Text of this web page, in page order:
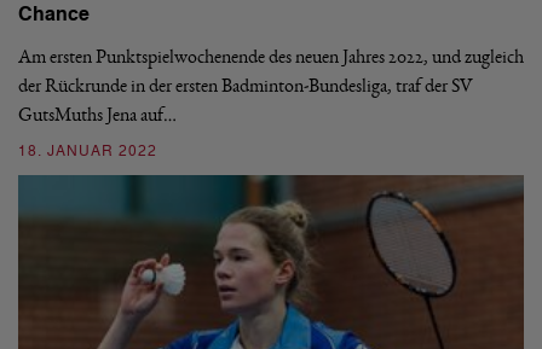
Chance
Am ersten Punktspielwochenende des neuen Jahres 2022, und zugleich
der Rückrunde in der ersten Badminton-Bundesliga, traf der SV
GutsMuths Jena auf…
18. JANUAR 2022